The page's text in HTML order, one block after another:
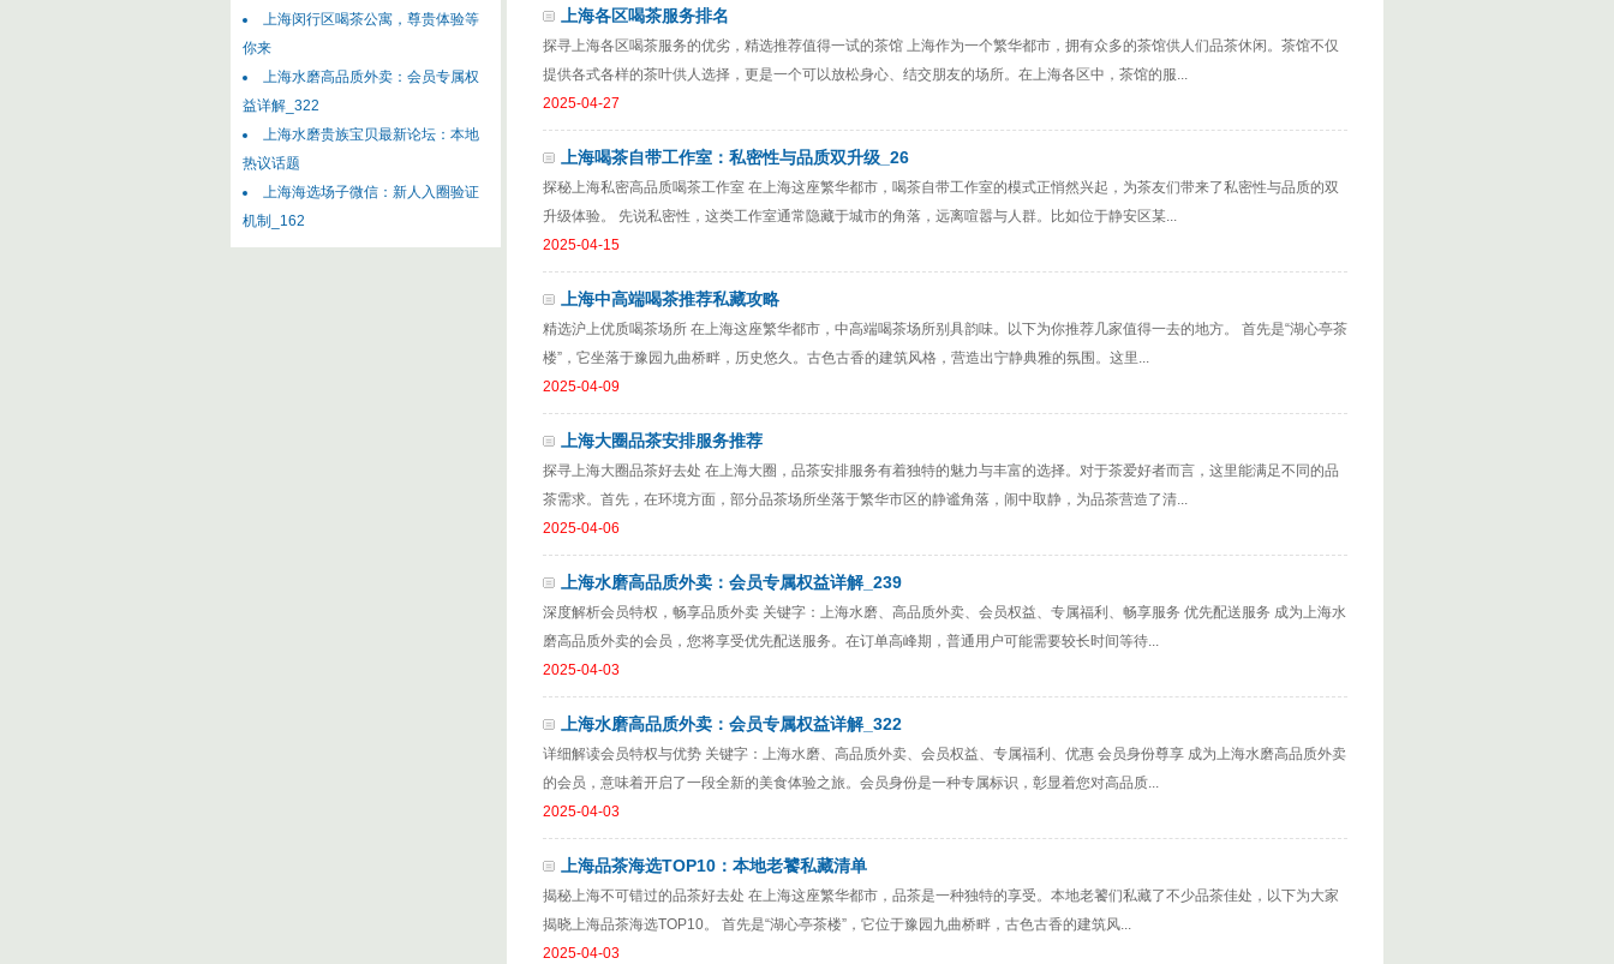
上海闵行区喝茶公寓，尊贵体验等
你来
上海水磨高品质外卖：会员专属权
益详解_322
上海水磨贵族宝贝最新论坛：本地
热议话题
上海海选场子微信：新人入圈验证
机制_162
上海各区喝茶服务排名
探寻上海各区喝茶服务的优劣，精选推荐值得一试的茶馆 上海作为一个繁华都市，拥有众多的茶馆供人们品茶休闲。茶馆不仅
提供各式各样的茶叶供人选择，更是一个可以放松身心、结交朋友的场所。在上海各区中，茶馆的服...
2025-04-27
上海喝茶自带工作室：私密性与品质双升级_26
探秘上海私密高品质喝茶工作室 在上海这座繁华都市，喝茶自带工作室的模式正悄然兴起，为茶友们带来了私密性与品质的双
升级体验。 先说私密性，这类工作室通常隐藏于城市的角落，远离喧嚣与人群。比如位于静安区某...
2025-04-15
上海中高端喝茶推荐私藏攻略
精选沪上优质喝茶场所 在上海这座繁华都市，中高端喝茶场所别具韵味。以下为你推荐几家值得一去的地方。 首先是“湖心亭茶
楼”，它坐落于豫园九曲桥畔，历史悠久。古色古香的建筑风格，营造出宁静典雅的氛围。这里...
2025-04-09
上海大圈品茶安排服务推荐
探寻上海大圈品茶好去处 在上海大圈，品茶安排服务有着独特的魅力与丰富的选择。对于茶爱好者而言，这里能满足不同的品
茶需求。首先，在环境方面，部分品茶场所坐落于繁华市区的静谧角落，闹中取静，为品茶营造了清...
2025-04-06
上海水磨高品质外卖：会员专属权益详解_239
深度解析会员特权，畅享品质外卖 关键字：上海水磨、高品质外卖、会员权益、专属福利、畅享服务 优先配送服务 成为上海水
磨高品质外卖的会员，您将享受优先配送服务。在订单高峰期，普通用户可能需要较长时间等待...
2025-04-03
上海水磨高品质外卖：会员专属权益详解_322
详细解读会员特权与优势 关键字：上海水磨、高品质外卖、会员权益、专属福利、优惠 会员身份尊享 成为上海水磨高品质外卖
的会员，意味着开启了一段全新的美食体验之旅。会员身份是一种专属标识，彰显着您对高品质...
2025-04-03
上海品茶海选TOP10：本地老饕私藏清单
揭秘上海不可错过的品茶好去处 在上海这座繁华都市，品茶是一种独特的享受。本地老饕们私藏了不少品茶佳处，以下为大家
揭晓上海品茶海选TOP10。 首先是“湖心亭茶楼”，它位于豫园九曲桥畔，古色古香的建筑风...
2025-04-03